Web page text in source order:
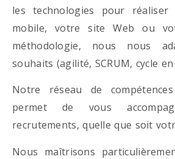
les technologies pour réaliser
mobile, votre site Web ou
méthodologie, nous nous
souhaits (agilité, SCRUM, cycle
Notre réseau de compétences
permet de vous
recrutements, quelle que soit
Nous maîtrisons